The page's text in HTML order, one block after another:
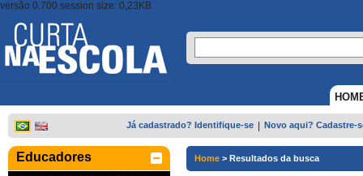
versão 0.700 session size: 0,23KB
Já cadastrado? Identifique-se Novo aqui? Cadastre-
Educadores Home > Resultados da busca